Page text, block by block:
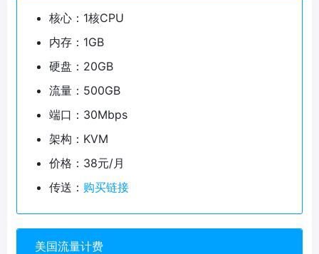
核心：1核CPU
内存：1GB
硬盘：20GB
流量：500GB
端口：30Mbps
架构：KVM
价格：38元/月
传送： 购买链接
美国流量计费